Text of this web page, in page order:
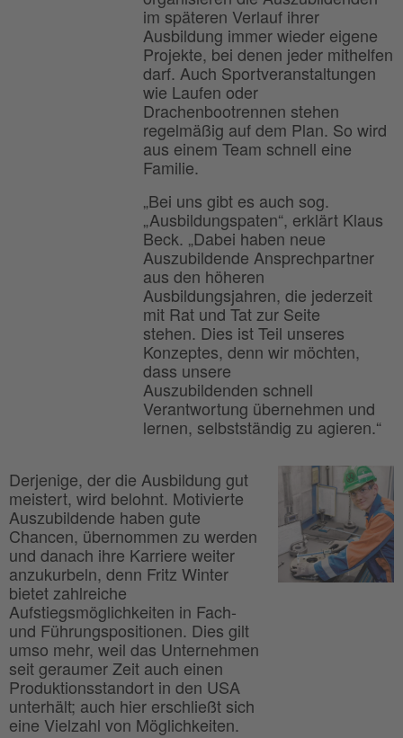
im späteren Verlauf ihrer
Ausbildung immer wieder eigene
Projekte, bei denen jeder mithelfen
darf. Auch Sportveranstaltungen
wie Laufen oder
Drachenbootrennen stehen
regelmäßig auf dem Plan. So wird
aus einem Team schnell eine
Familie.
„Bei uns gibt es auch sog.
„Ausbildungspaten“, erklärt Klaus
Beck. „Dabei haben neue
Auszubildende Ansprechpartner
aus den höheren
Ausbildungsjahren, die jederzeit
mit Rat und Tat zur Seite
stehen. Dies ist Teil unseres
Konzeptes, denn wir möchten,
dass unsere
Auszubildenden schnell
Verantwortung übernehmen und
lernen, selbstständig zu agieren.“
Derjenige, der die Ausbildung gut
meistert, wird belohnt. Motivierte
Auszubildende haben gute
Chancen, übernommen zu werden
und danach ihre Karriere weiter
anzukurbeln, denn Fritz Winter
bietet zahlreiche
Aufstiegsmöglichkeiten in Fach-
und Führungspositionen. Dies gilt
umso mehr, weil das Unternehmen
seit geraumer Zeit auch einen
Produktionsstandort in den USA
unterhält; auch hier erschließt sich
eine Vielzahl von Möglichkeiten.